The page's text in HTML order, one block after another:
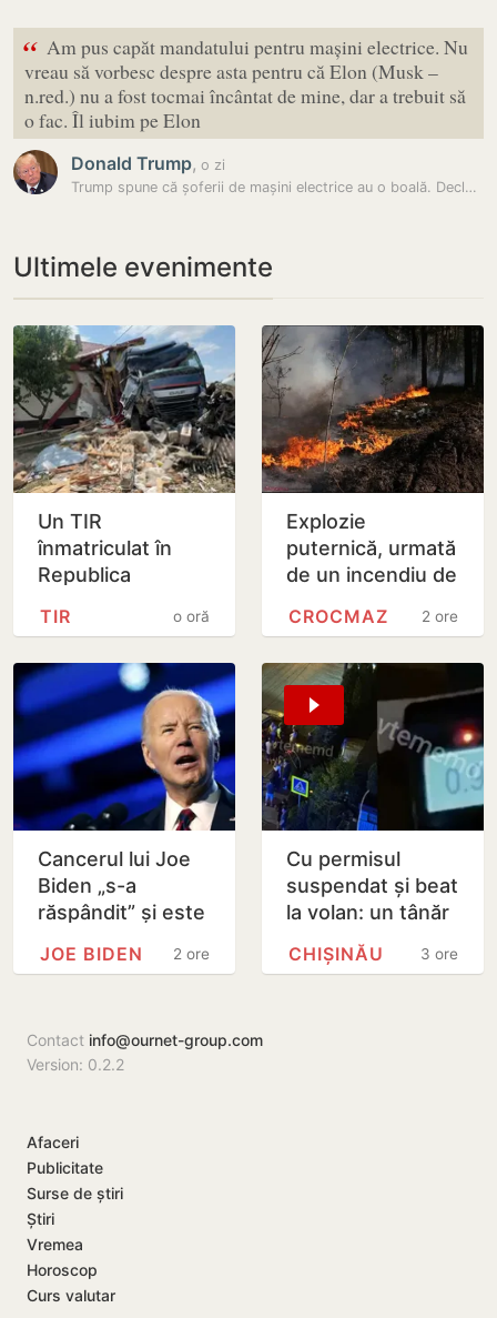
“ Am pus capăt mandatului pentru mașini electrice. Nu
vreau să vorbesc despre asta pentru că Elon (Musk –
n.red.) nu a fost tocmai încântat de mine, dar a trebuit să
o fac. Îl iubim pe Elon
Donald Trump, o zi
Trump spune că șoferii de mașini electrice au o boală. Declarația…
Ultimele evenimente
Un TIR
înmatriculat în
Republica
în două gospodării
Șoferul a ajuns
la…
o oră
TIR
Explozie
puternică, urmată
de un incendiu de
Crocmaz, raionul
2 ore
CROCMAZ
Cancerul lui Joe
Biden „s-a
răspândit” și este
dezvăluie fiul său
2 ore
JOE BIDEN
Cu permisul
suspendat și beat
la volan: un tânăr
de 22 de ani,
reținut după un3 ore
CHIȘINĂU
Contact info@ournet-group.com
Version: 0.2.2
Afaceri
Publicitate
Surse de știri
Știri
Vremea
Horoscop
Curs valutar